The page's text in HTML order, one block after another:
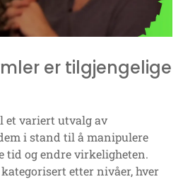
er tilgjengelige
et variert utvalg av
i stand til å manipulere
tid og endre virkeligheten.
etter nivåer, hver